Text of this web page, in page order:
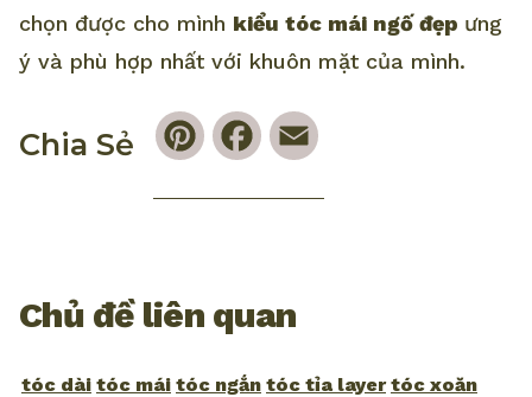
chọn được cho mình kiểu tóc mái ngố đẹp ưng
ý và phù hợp nhất với khuôn mặt của mình.
Chia Sẻ
PinterestFacebook
Chủ đề liên quan
tóc dài tóc mái tóc ngắn tóc tỉa layer tóc xoăn